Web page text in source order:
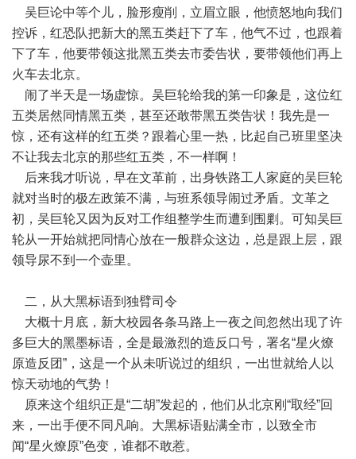
吴巨论中等个儿，脸形瘦削，立眉立眼，他愤怒地向我们
控诉，红恐队把新大的黑五类赶下了车，他气不过，也跟着
下了车，他要带领这批黑五类去市委告状，要带领他们再上
火车去北京。
闹了半天是一场虚惊。吴巨轮给我的第一印象是，这位红
五类居然同情黑五类，甚至还敢带黑五类告状！我先是一
惊，还有这样的红五类？跟着心里一热，比起自己班里坚决
不让我去北京的那些红五类，不一样啊！
后来我才听说，早在文革前，出身铁路工人家庭的吴巨轮
就对当时的极左政策不满，与班系领导闹过矛盾。文革之
初，吴巨轮又因为反对工作组整学生而遭到围剿。可知吴巨
轮从一开始就把同情心放在一般群众这边，总是跟上层，跟
领导尿不到一个壶里。
二，从大黑标语到独臂司令
大概十月底，新大校园各条马路上一夜之间忽然出现了许
多巨大的黑墨标语，全是最激烈的造反口号，署名“星火燎
原造反团”，这是一个从未听说过的组织，一出世就给人以
惊天动地的气势！
原来这个组织正是“二胡”发起的，他们从北京刚“取经”回
来，一出手便不同凡响。大黑标语贴满全市，以致全市
闻“星火燎原”色变，谁都不敢惹。